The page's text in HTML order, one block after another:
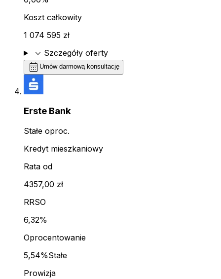
Koszt całkowity
1 074 595 zł
expand_more Szczegóły oferty
calendar_month Umów darmową konsultację
Erste Bank
Stałe oproc.
Kredyt mieszkaniowy
Rata od
4357,00 zł
RRSO
6,32%
Oprocentowanie
5,54%Stałe
Prowizja